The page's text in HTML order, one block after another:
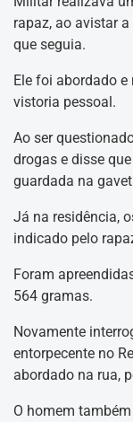
rapaz, ao avistar
que seguia.
Ele foi abordado
vistoria pessoal.
Ao ser
drogas e disse
guardada na
Já na residência,
indicado pelo
Foram
564 gramas.
Novamente
entorpecente no
abordado na rua,
O homem